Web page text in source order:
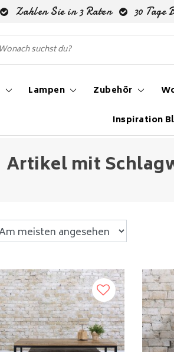
Zahlen Sie in 3 Raten 30 Tage
Lampen Zubehör
Inspiration
Artikel mit